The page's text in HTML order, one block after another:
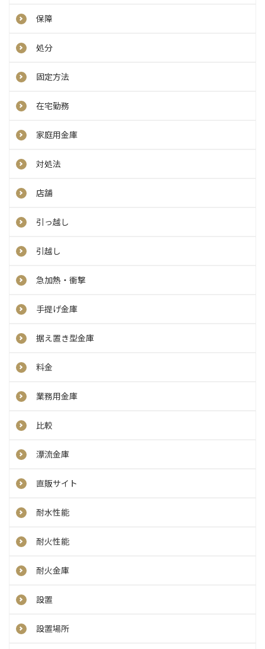
保障
処分
固定方法
在宅勤務
家庭用金庫
対処法
店舗
引っ越し
引越し
急加熱・衝撃
手提げ金庫
据え置き型金庫
料金
業務用金庫
比較
漂流金庫
直販サイト
耐水性能
耐火性能
耐火金庫
設置
設置場所